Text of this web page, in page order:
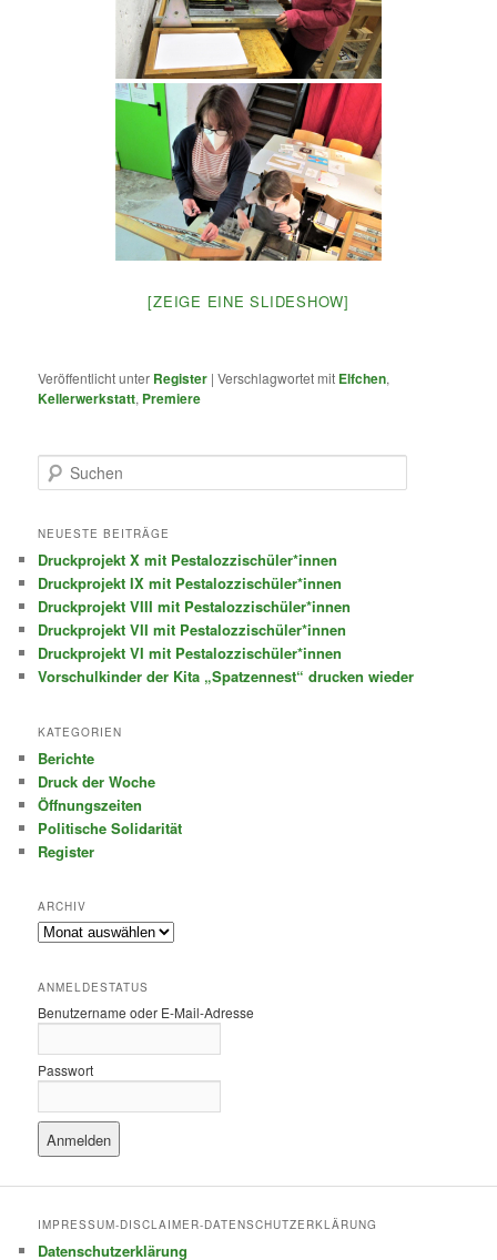
[ZEIGE EINE SLIDESHOW]
Veröffentlicht unter Register |Verschlagwortet mit Elfchen,
Kellerwerkstatt, Premiere
u
h
n
NEUESTE BEITRÄGE
Druckprojekt X mit Pestalozzischüler*innen
Druckprojekt IX mit Pestalozzischüler*innen
Druckprojekt VIII mit Pestalozzischüler*innen
Druckprojekt VII mit Pestalozzischüler*innen
Druckprojekt VI mit Pestalozzischüler*innen
Vorschulkinder der Kita „Spatzennest“ drucken wieder
KATEGORIEN
Berichte
Druck der Woche
Öffnungszeiten
Politische Solidarität
Register
ARCHIV
Archiv
ANMELDESTATUS
Benutzername oder E-Mail-Adresse
Passwort
IMPRESSUM-DISCLAIMER-DATENSCHUTZERKLÄRUNG
Datenschutzerklärung